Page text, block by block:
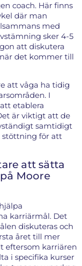
coach. Här finns
där man
med
sker 4-5
att diskutera
det kommer till
att våga ha tidig
I
etablera
är viktigt att de
samtidigt
stöttning för att
att sätta
Moore
karriärmål. Det
diskuteras och
året till mer
eftersom karriären
i specifika kurser